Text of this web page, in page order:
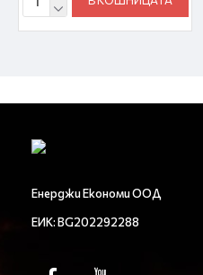
Енерджи Економи ООД
ЕИК: BG202292288